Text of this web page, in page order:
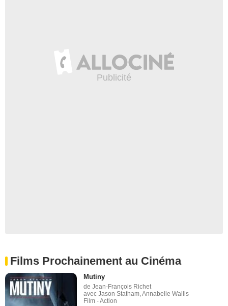
Films Prochainement au Cinéma
Mutiny
de Jean-François Richet
avec Jason Statham, Annabelle Wallis
Film - Action